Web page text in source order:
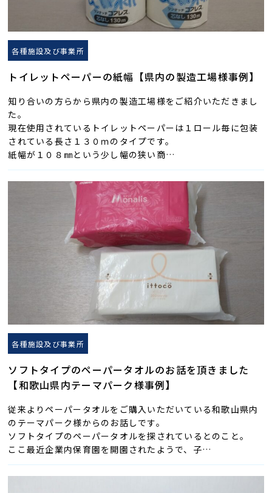
各種施設及び事業所
トイレットペーパーの紙幅【県内の製造工場様事例】
知り合いの方らから県内の製造工場様をご紹介いただきまし
た。
現在使用されているトイレットペーパーは１ロール毎に包装
されている長さ１３０ｍのタイプです。
紙幅が１０８㎜という少し幅の狭い商…
各種施設及び事業所
ソフトタイプのペーパータオルのお話を頂きました
【和歌山県内テーマパーク様事例】
従来よりペーパータオルをご購入いただいている和歌山県内
のテーマパーク様からのお話しです。
ソフトタイプのペーパータオルを探されているとのこと。
ここ最近企業内保育園を開園されたようで、子…